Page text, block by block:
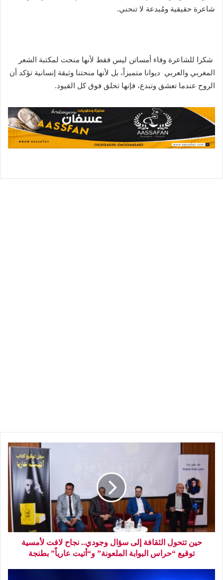
شاعرة حقيقية ومُبدعة لا تنحني.
شكرا للشاعرة وفاء أمساتن ليس فقط لأنها منحت لمكتبة الشعر
المغربي والعربي ديوانا متميزاً، بل لأنها منحتنا وثيقة إنسانية تؤكد أن
الروح عندما تعشق وتبدع، فإنها تحلق فوق كل القيود.
حين تتحول الثقافة إلى سؤال وجودي.. نجاح لافت لأمسية
توقيع “حراس البوابة الملعونة” و“أتيت عارياً” بطنجة